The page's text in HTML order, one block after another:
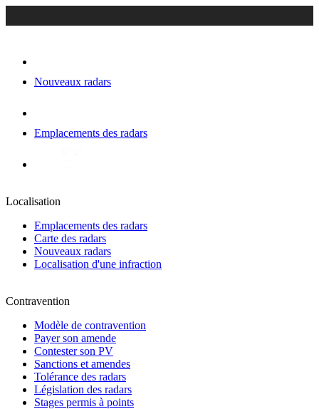
Nouveaux radars
Emplacements des radars
Localisation
Emplacements des radars
Carte des radars
Nouveaux radars
Localisation d'une infraction
Contravention
Modèle de contravention
Payer son amende
Contester son PV
Sanctions et amendes
Tolérance des radars
Législation des radars
Stages permis à points